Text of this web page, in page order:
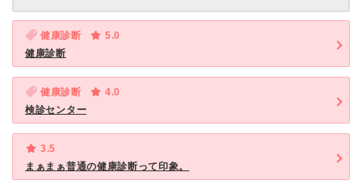
健康診断
5.0
健康診断
健康診断
4.0
検診センター
3.5
まぁまぁ普通の健康診断って印象。